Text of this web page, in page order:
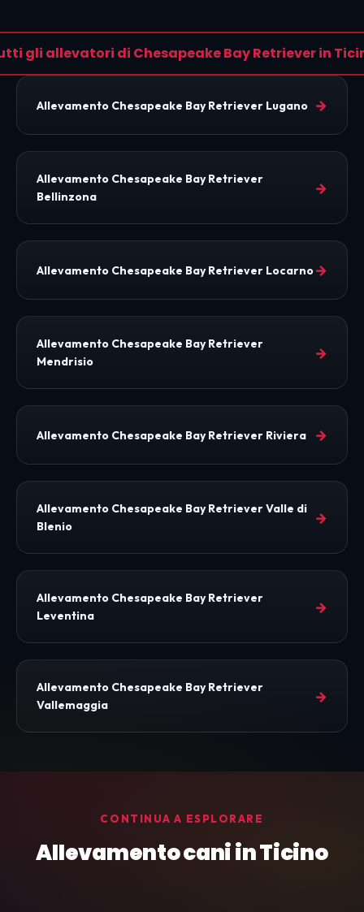
gli allevatori di Chesapeake Bay Retriever in
Allevamento Chesapeake Bay Retriever Lugano →
Allevamento Chesapeake Bay Retriever
Bellinzona
→
Allevamento Chesapeake Bay Retriever Locarno→
Allevamento Chesapeake Bay Retriever
Mendrisio
→
Allevamento Chesapeake Bay Retriever Riviera →
Allevamento Chesapeake Bay Retriever Valle di
Blenio
→
Allevamento Chesapeake Bay Retriever
Leventina
→
Allevamento Chesapeake Bay Retriever
Vallemaggia
→
CONTINUA A ESPLORARE
Allevamento cani in Ticino